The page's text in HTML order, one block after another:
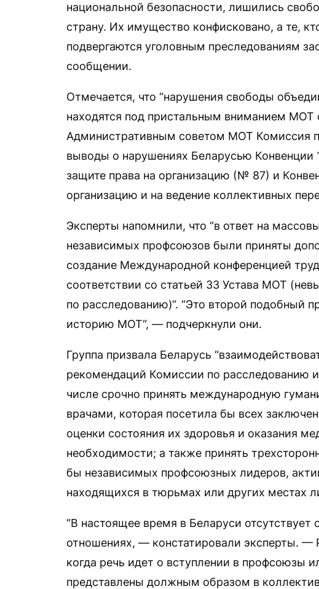
национальной безопасности, лишились
страну. Их имущество конфисковано, а те,
подвергаются уголовным преследованиям
сообщении.
Отмечается, что “нарушения свободы
находятся под пристальным вниманием МОТ
Административным советом МОТ Комиссия
выводы о нарушениях Беларусью Конвенции
защите права на организацию (№ 87) и
организацию и на ведение коллективных
Эксперты напомнили, что “в ответ на
независимых профсоюзов были приняты
создание Международной конференцией
соответствии со статьей 33 Устава МОТ
по расследованию)“. “Это второй подобный
историю МОТ“, — подчеркнули они.
Группа призвала Беларусь
рекомендаций Комиссии по расследованию
числе срочно принять международную
врачами, которая посетила бы всех
оценки состояния их здоровья и оказания
необходимости; а также принять
бы независимых профсоюзных лидеров,
находящихся в тюрьмах или других местах
“В настоящее время в Беларуси
отношениях, — констатировали эксперты. —
когда речь идет о вступлении в профсоюзы
представлены должным образом в